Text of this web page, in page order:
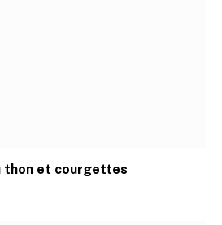
thon et courgettes